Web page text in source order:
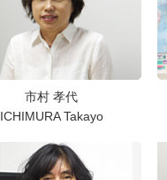
市村 孝代
ICHIMURA Takayo